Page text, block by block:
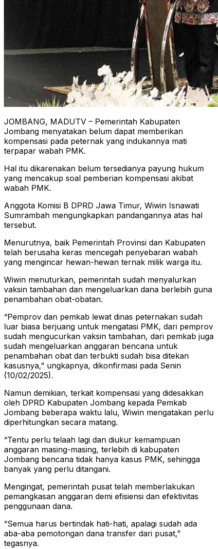
JOMBANG, MADUTV – Pemerintah Kabupaten
Jombang menyatakan belum dapat memberikan
kompensasi pada peternak yang indukannya mati
terpapar wabah PMK.
Hal itu dikarenakan belum tersedianya payung hukum
yang mencakup soal pemberian kompensasi akibat
wabah PMK.
Anggota Komisi B DPRD Jawa Timur, Wiwin Isnawati
Sumrambah mengungkapkan pandangannya atas hal
tersebut.
Menurutnya, baik Pemerintah Provinsi dan Kabupaten
telah berusaha keras mencegah penyebaran wabah
yang mengincar hewan-hewan ternak milik warga itu.
Wiwin menuturkan, pemerintah sudah menyalurkan
vaksin tambahan dan mengeluarkan dana berlebih guna
penambahan obat-obatan.
“Pemprov dan pemkab lewat dinas peternakan sudah
luar biasa berjuang untuk mengatasi PMK, dari pemprov
sudah mengucurkan vaksin tambahan, dari pemkab juga
sudah mengeluarkan anggaran bencana untuk
penambahan obat dan terbukti sudah bisa ditekan
kasusnya,” ungkapnya, dikonfirmasi pada Senin
(10/02/2025).
Namun demikian, terkait kompensasi yang didesakkan
oleh DPRD Kabupaten Jombang kepada Pemkab
Jombang beberapa waktu lalu, Wiwin mengatakan perlu
diperhitungkan secara matang.
“Tentu perlu telaah lagi dan diukur kemampuan
anggaran masing-masing, terlebih di kabupaten
Jombang bencana tidak hanya kasus PMK, sehingga
banyak yang perlu ditangani.
Mengingat, pemerintah pusat telah memberlakukan
pemangkasan anggaran demi efisiensi dan efektivitas
penggunaan dana.
“Semua harus bertindak hati-hati, apalagi sudah ada
aba-aba pemotongan dana transfer dari pusat,”
tegasnya.